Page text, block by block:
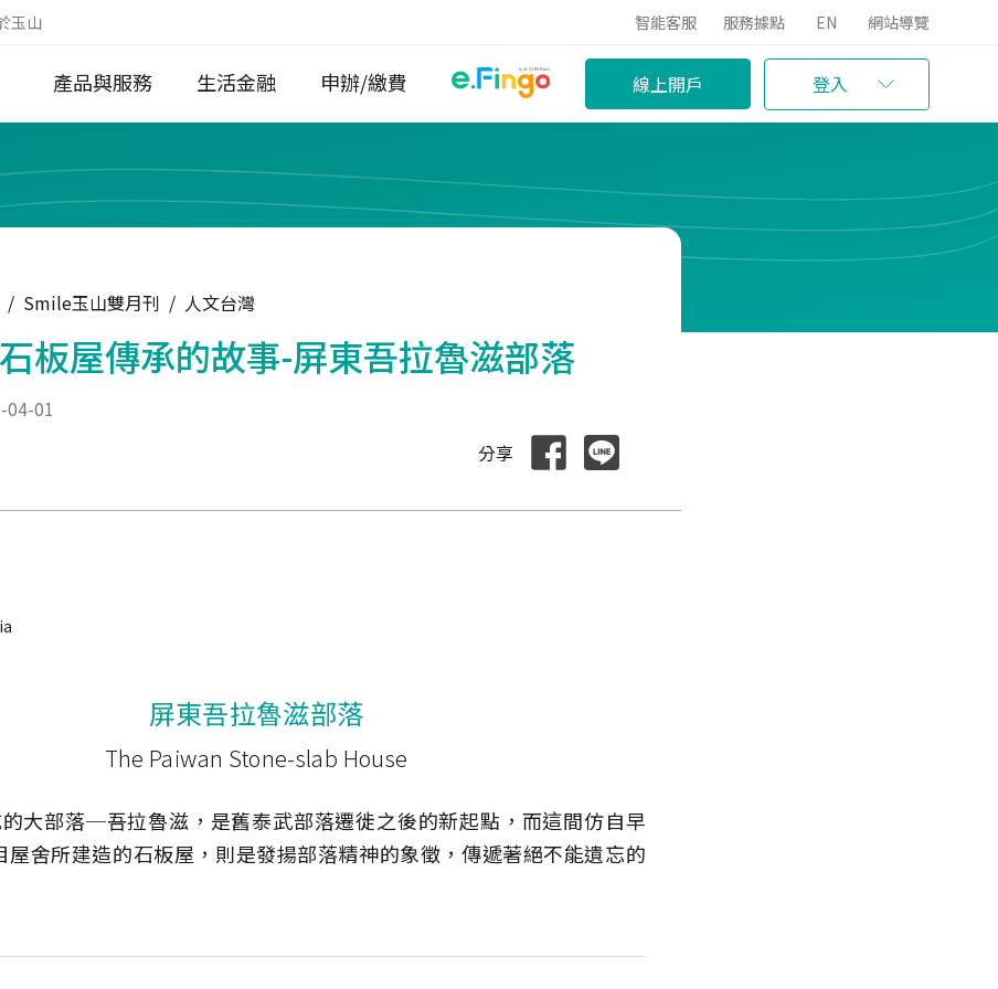
玉山 智能客服 服務據點 EN 網站導覽
產品與服務 生活金融 申辦/繳費 線上開戶
登入
/ Smile玉山雙月刊 / 人文台灣
板屋傳承的故事-屏東吾拉魯滋部落
04-01
分享
屏東吾拉魯滋部落
The Paiwan Stone-slab House
大部落─吾拉魯滋，是舊泰武部落遷徙之後的新起點，而這間仿自早
屋舍所建造的石板屋，則是發揚部落精神的象徵，傳遞著絕不能遺忘的